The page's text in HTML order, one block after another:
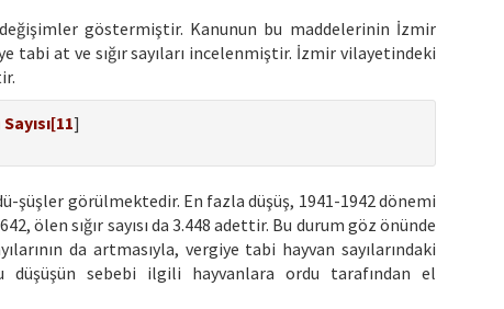
değişimler göstermiştir. Kanunun bu maddelerinin İzmir
at ve sığır sayıları incelenmiştir. İzmir vilayetindeki
11]
dü-şüşler görülmektedir. En fazla düşüş, 1941-1942 dönemi
ölen sığır sayısı da 3.448 adettir. Bu durum göz önünde
da artmasıyla, vergiye tabi hayvan sayılarındaki
düşüşün sebebi ilgili hayvanlara ordu tarafından el